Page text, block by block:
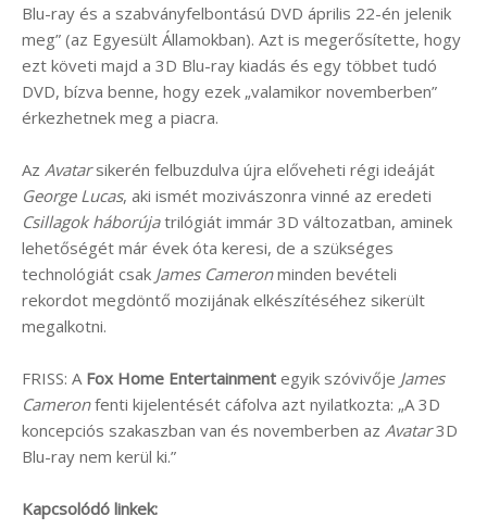
Blu-ray és a szabványfelbontású DVD április 22-én jelenik
meg” (az Egyesült Államokban). Azt is megerősítette, hogy
ezt követi majd a 3D Blu-ray kiadás és egy többet tudó
DVD, bízva benne, hogy ezek „valamikor novemberben”
érkezhetnek meg a piacra.
Az Avatarsikerén felbuzdulva újra előveheti régi ideáját
George Lucas, aki ismét mozivászonra vinné az eredeti
Csillagok háborújatrilógiát immár 3D változatban, aminek
lehetőségét már évek óta keresi, de a szükséges
technológiát csak James Cameronminden bevételi
rekordot megdöntő mozijának elkészítéséhez sikerült
megalkotni.
FRISS: A Fox Home Entertainment egyik szóvivője James
Cameronfenti kijelentését cáfolva azt nyilatkozta: „A 3D
koncepciós szakaszban van és novemberben az Avatar3D
Blu-ray nem kerül ki.”
Kapcsolódó linkek: